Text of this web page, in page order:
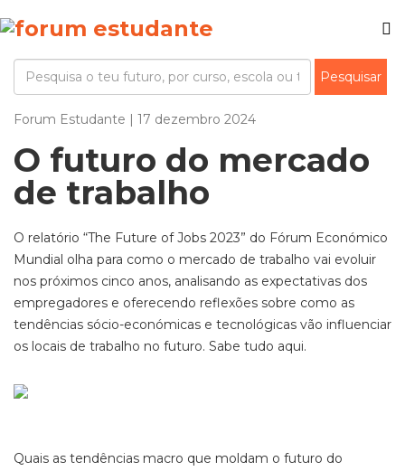
Forum Estudante | 17 dezembro 2024
O futuro do mercado
de trabalho
O relatório “The Future ofJobs 2023” do Fórum Económico
Mundial olha para como o mercado de trabalho vai evoluir
nos próximos cinco anos, analisando as expectativas dos
empregadores e oferecendo reflexões sobre como as
tendências sócio-económicas e tecnológicas vão influenciar
os locais de trabalho no futuro. Sabe tudo aqui.
Quais as tendências macro que moldam o futuro do